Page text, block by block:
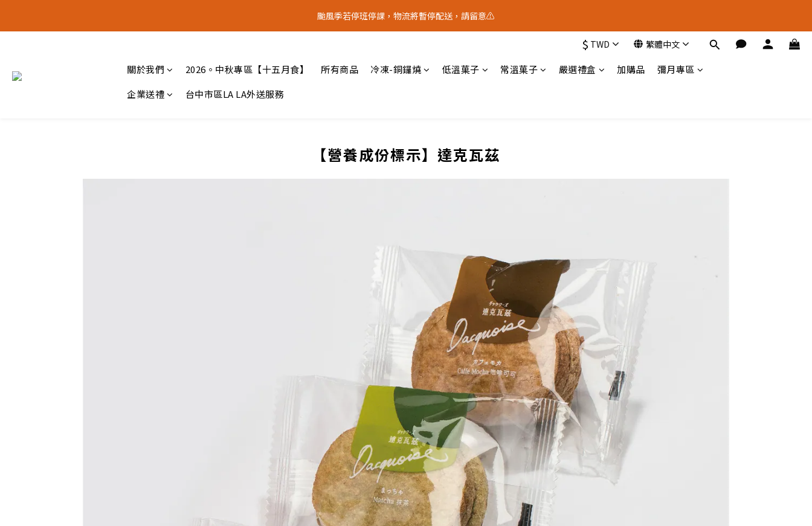
十五月食？｜中秋禮盒限量預購中 49
5
日
:
02
時
:
58
4
分
5
1
2
秒
4
3
0
03
2
0
颱風季若停班停課，物流將暫停配送，請留意⚠️
6
5
7
1
0
2
1
4
3
0
7
69
6
0
7
6
3
4
3
0
$ TWD 繁體中文
關於我們 2026。中秋專區【十五月食】 所有商品 冷凍-銅鑼燒 低溫菓子 常溫菓子 嚴選禮盒 加購品
彌月專區
企業送禮
台中市區LA LA外送服務
【營養成份標示】達克瓦茲